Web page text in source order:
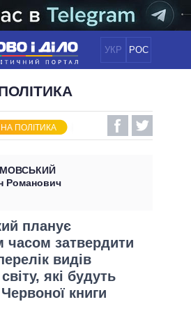
УКР РОС
НОВИНИ
ПОЛІТИКА
ЕКОНОМІКА
СВІТ
ОБIЦЯНКИ
ПОЛІТИКІВ
ПОЛІТИКА
Романович
планує
часом затвердити
видів
які будуть
книги